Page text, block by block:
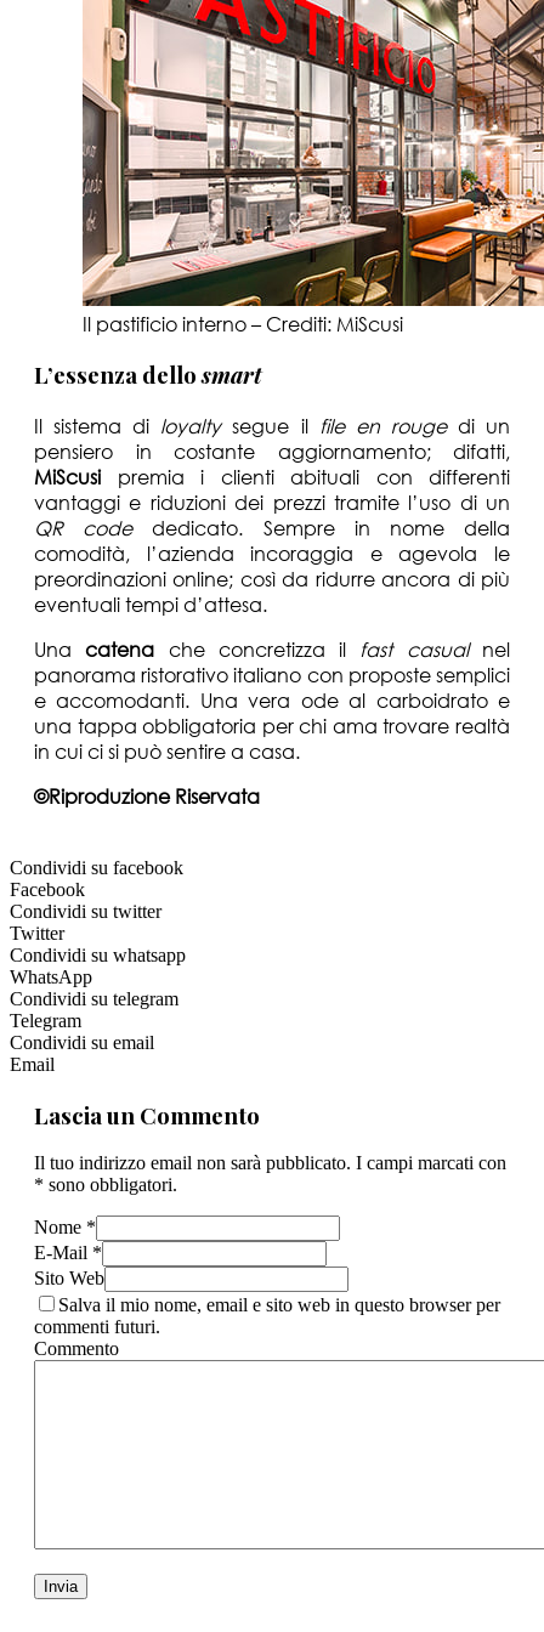
Il pastificio interno – Crediti: MiScusi
L’essenza dellosmart
Il sistema di loyaltysegue il file en rougedi un
pensiero in costante aggiornamento; difatti,
MiScusipremia i clienti abituali con differenti
vantaggi e riduzioni dei prezzi tramite l’uso di un
QR codededicato. Sempre in nome della
comodità, l’azienda incoraggia e agevola le
preordinazioni online; così da ridurre ancora di più
eventuali tempi d’attesa.
Unacatena che concretizza il fast casual nel
panorama ristorativo italiano con proposte semplici
e accomodanti. Una vera ode al carboidrato e
una tappa obbligatoria per chi ama trovare realtà
in cui ci si può sentire a casa.
©Riproduzione Riservata
Condividi su facebook
Facebook
Condividi su twitter
Twitter
Condividi su whatsapp
WhatsApp
Condividi su telegram
Telegram
Condividi su email
Email
Lascia un Commento
Il tuo indirizzo email non sarà pubblicato. I campi marcati con
* sono obbligatori.
Nome *
E-Mail *
Sito Web
Salva il mio nome, email e sito web in questo browser per
commenti futuri.
Commento